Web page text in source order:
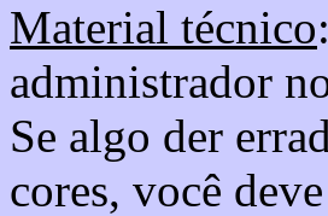
Material técnico
administrador
Se algo der
cores, você